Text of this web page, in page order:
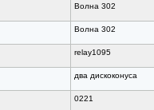
Волна 302
Волна 302
relay1095
два дискоконуса
0221